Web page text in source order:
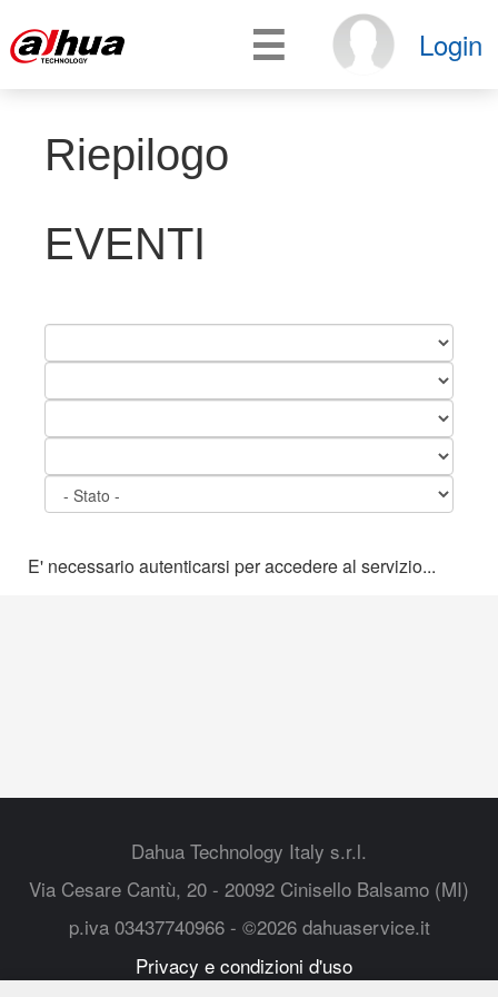
Login
☰
Riepilogo
EVENTI
E' necessario autenticarsi per accedere al servizio...
Dahua Technology Italy s.r.l.
Via Cesare Cantù, 20 - 20092 Cinisello Balsamo (MI)
p.iva 03437740966 - ©2026 dahuaservice.it
Privacy e condizioni d'uso